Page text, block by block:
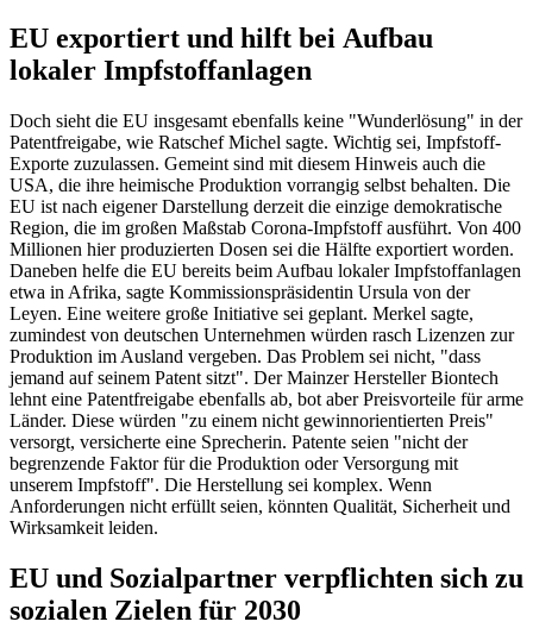
EU exportiert und hilft bei Aufbau
lokaler Impfstoffanlagen
Doch sieht die EU insgesamt ebenfalls keine "Wunderlösung" in der
Patentfreigabe, wie Ratschef Michel sagte. Wichtig sei, Impfstoff-
Exporte zuzulassen. Gemeint sind mit diesem Hinweis auch die
USA, die ihre heimische Produktion vorrangig selbst behalten. Die
EU ist nach eigener Darstellung derzeit die einzige demokratische
Region, die im großen Maßstab Corona-Impfstoff ausführt. Von 400
Millionen hier produzierten Dosen sei die Hälfte exportiert worden.
Daneben helfe die EU bereits beim Aufbau lokaler Impfstoffanlagen
etwa in Afrika, sagte Kommissionspräsidentin Ursula von der
Leyen. Eine weitere große Initiative sei geplant. Merkel sagte,
zumindest von deutschen Unternehmen würden rasch Lizenzen zur
Produktion im Ausland vergeben. Das Problem sei nicht, "dass
jemand auf seinem Patent sitzt". Der Mainzer Hersteller Biontech
lehnt eine Patentfreigabe ebenfalls ab, bot aber Preisvorteile für arme
Länder. Diese würden "zu einem nicht gewinnorientierten Preis"
versorgt, versicherte eine Sprecherin. Patente seien "nicht der
begrenzende Faktor für die Produktion oder Versorgung mit
unserem Impfstoff". Die Herstellung sei komplex. Wenn
Anforderungen nicht erfüllt seien, könnten Qualität, Sicherheit und
Wirksamkeit leiden.
EU und Sozialpartner verpflichten sich zu
sozialen Zielen für 2030